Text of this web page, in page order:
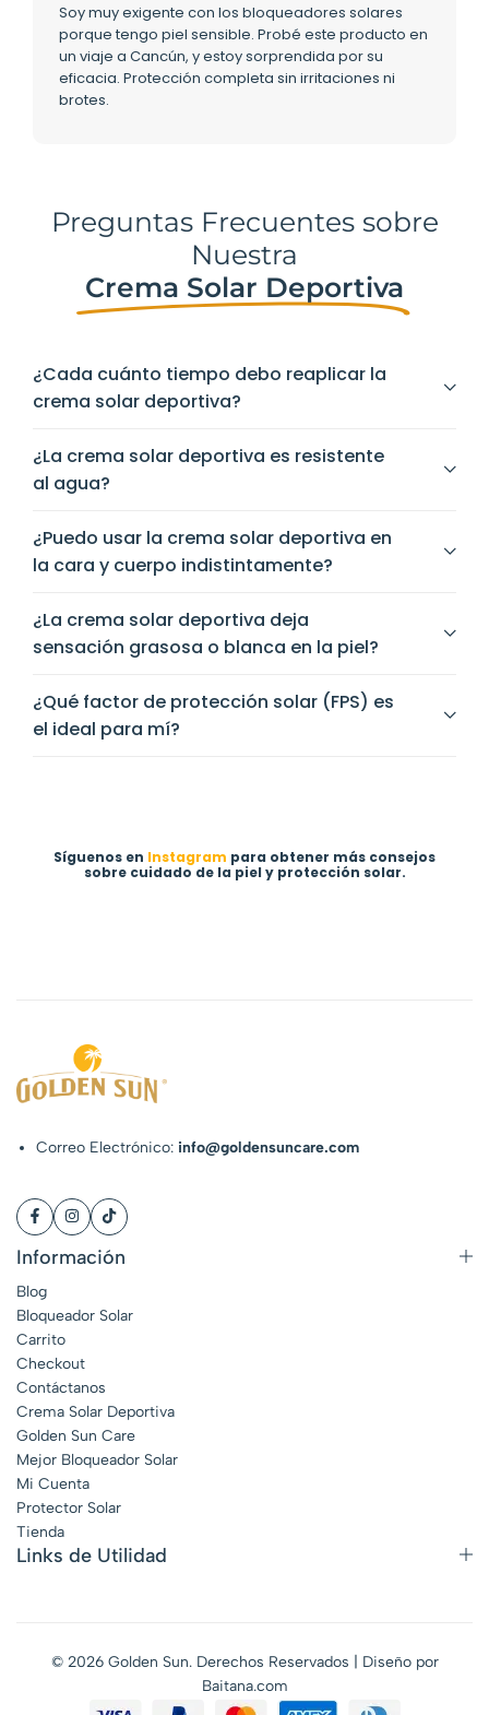
Soy muy exigente con los bloqueadores solares
porque tengo piel sensible. Probé este producto en
un viaje a Cancún, y estoy sorprendida por su
eficacia. Protección completa sin irritaciones ni
brotes.
Preguntas Frecuentes sobre
Nuestra
Crema Solar Deportiva
¿Cada cuánto tiempo debo reaplicar la
crema solar deportiva?
¿La crema solar deportiva es resistente
al agua?
¿Puedo usar la crema solar deportiva en
la cara y cuerpo indistintamente?
¿La crema solar deportiva deja
sensación grasosa o blanca en la piel?
¿Qué factor de protección solar (FPS) es
el ideal para mí?
Síguenos en Instagram para obtener más consejos
sobre cuidado de la piel y protección solar.
Correo Electrónico: info@goldensuncare.com
Información
Blog
Bloqueador Solar
Carrito
Checkout
Contáctanos
Crema Solar Deportiva
Golden Sun Care
Mejor Bloqueador Solar
Mi Cuenta
Protector Solar
Tienda
Links de Utilidad
© 2026 Golden Sun. Derechos Reservados | Diseño por
Baitana.com